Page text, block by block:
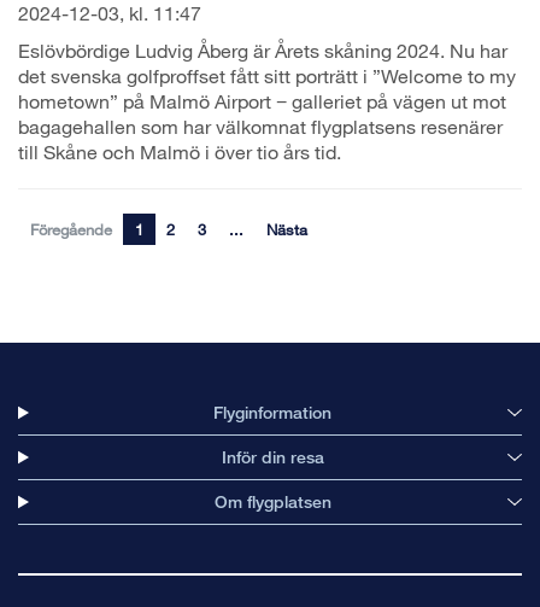
2024-12-03, kl. 11:47
Eslövbördige Ludvig Åberg är Årets skåning 2024. Nu har
det svenska golfproffset fått sitt porträtt i ”Welcome to my
hometown” på Malmö Airport − galleriet på vägen ut mot
bagagehallen som har välkomnat flygplatsens resenärer
till Skåne och Malmö i över tio års tid.
Föregående 1 2 3 ... Nästa
Flyginformation
Inför din resa
Om flygplatsen